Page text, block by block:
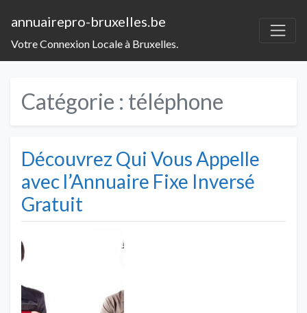
annuairepro-bruxelles.be
Votre Connexion Locale à Bruxelles.
Catégorie : téléphone
Découvrez Qui Vous Appelle
avec l’Annuaire Fixe Inversé
Gratuit